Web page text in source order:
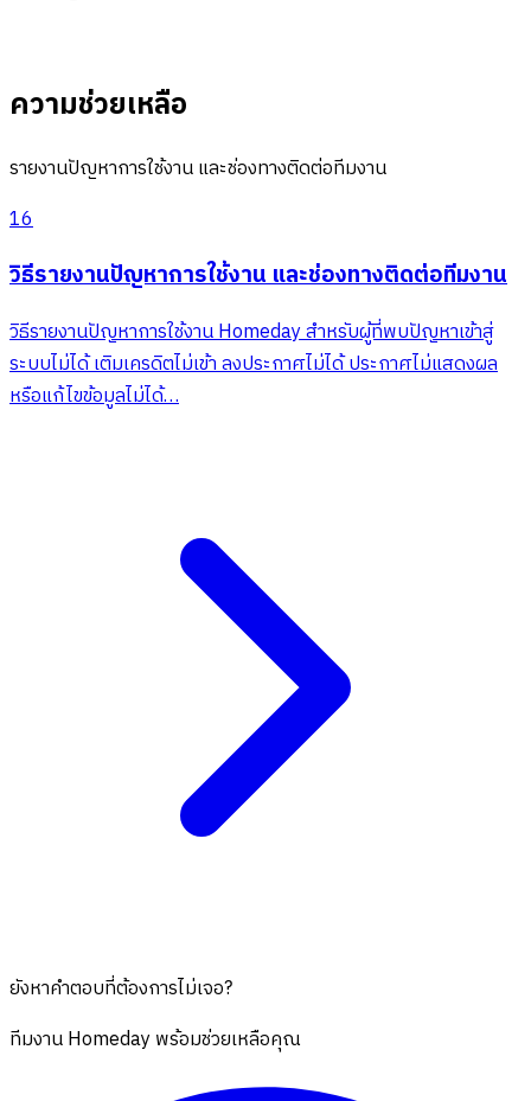
ความช่วยเหลือ
รายงานปัญหาการใช้งาน และช่องทางติดต่อทีมงาน
16
วิธีรายงานปัญหาการใช้งาน และช่องทางติดต่อทีมงาน
วิธีรายงานปัญหาการใช้งาน Homeday สำหรับผู้ที่พบปัญหาเข้าสู่
ระบบไม่ได้ เติมเครดิตไม่เข้า ลงประกาศไม่ได้ ประกาศไม่แสดงผล
หรือแก้ไขข้อมูลไม่ได้…
ยังหาคำตอบที่ต้องการไม่เจอ?
ทีมงาน Homeday พร้อมช่วยเหลือคุณ